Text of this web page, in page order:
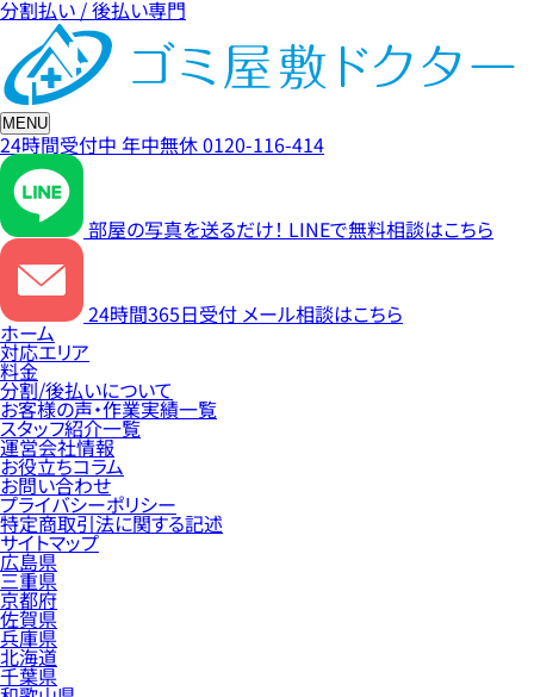
分割払い / 後払い専門
MENU
24時間受付中 年中無休0120-116-414
部屋の写真を送るだけ！ LINEで無料相談はこちら
24時間365日受付 メール相談はこちら
ホーム
対応エリア
料金
分割/後払いについて
お客様の声・作業実績一覧
スタッフ紹介一覧
運営会社情報
お役立ちコラム
お問い合わせ
プライバシーポリシー
特定商取引法に関する記述
サイトマップ
広島県
三重県
京都府
佐賀県
兵庫県
北海道
千葉県